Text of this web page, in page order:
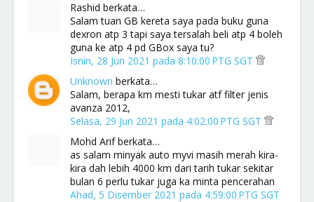
Rashid berkata…
Salam tuan GB kereta saya pada buku guna
dexron atp 3 tapi saya tersalah beli atp 4 boleh
guna ke atp 4 pd GBox saya tu?
Isnin, 28 Jun 2021 pada 8:10:00 PTG SGT
Unknown berkata…
Salam, berapa km mesti tukar atf filter jenis
avanza 2012,
Selasa, 29 Jun 2021 pada 4:02:00 PTG SGT
Mohd Arif berkata…
as salam minyak auto myvi masih merah kira-
kira dah lebih 4000 km dari tarih tukar sekitar
bulan 6 perlu tukar juga ka minta pencerahan
Ahad, 5 Disember 2021 pada 4:59:00 PTG SGT